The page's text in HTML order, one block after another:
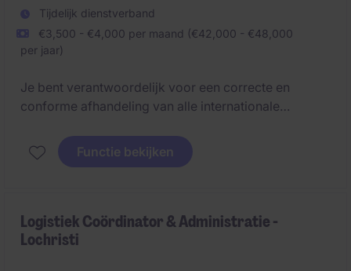
Tijdelijk dienstverband
€3,500 - €4,000 per maand (€42,000 - €48,000
per jaar)
Je bent verantwoordelijk voor een correcte en
conforme afhandeling van alle internationale
luchttransport) en zorg je ervoor dat alle douane- en
handelsprocessen vlot verlopen. Je combineert
en een optimale samenwerking met interne en
externe stakeholders.
Functie bekijken
Logistiek Coördinator & Administratie -
Lochristi